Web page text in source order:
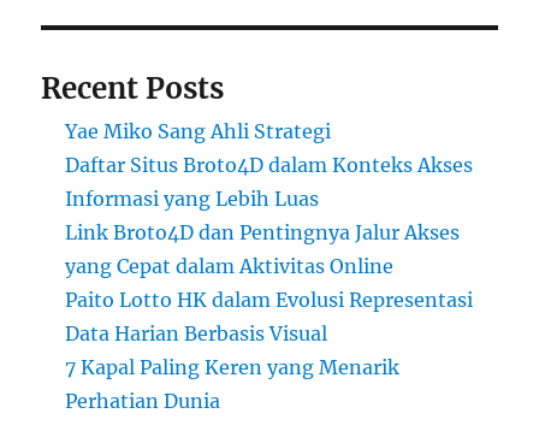
Recent Posts
Yae Miko Sang Ahli Strategi
Daftar Situs Broto4D dalam Konteks Akses
Informasi yang Lebih Luas
Link Broto4D dan Pentingnya Jalur Akses
yang Cepat dalam Aktivitas Online
Paito Lotto HK dalam Evolusi Representasi
Data Harian Berbasis Visual
7 Kapal Paling Keren yang Menarik
Perhatian Dunia